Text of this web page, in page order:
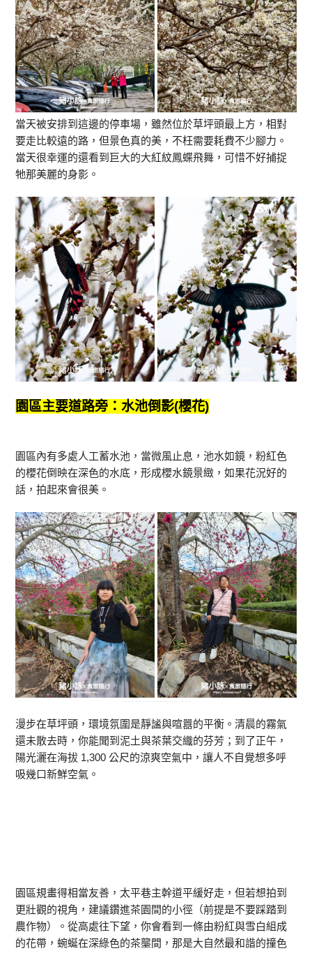
當天被安排到這邊的停車場，雖然位於草坪頭最上方，相對
要走比較遠的路，但景色真的美，不枉需要耗費不少腳力。
當天很幸運的還看到巨大的大紅紋鳳蝶飛舞，可惜不好捕捉
牠那美麗的身影。
園區主要道路旁：水池倒影(櫻花)
園區內有多處人工蓄水池，當微風止息，池水如鏡，粉紅色
的櫻花倒映在深色的水底，形成櫻水鏡景緻，如果花況好的
話，拍起來會很美。
漫步在草坪頭，環境氛圍是靜謐與喧囂的平衡。清晨的霧氣
還未散去時，你能聞到泥土與茶葉交織的芬芳；到了正午，
陽光灑在海拔 1,300 公尺的涼爽空氣中，讓人不自覺想多呼
吸幾口新鮮空氣。
園區規畫得相當友善，太平巷主幹道平緩好走，但若想拍到
更壯觀的視角，建議鑽進茶園間的小徑（前提是不要踩踏到
農作物）。從高處往下望，你會看到一條由粉紅與雪白組成
的花帶，蜿蜒在深綠色的茶壟間，那是大自然最和諧的撞色